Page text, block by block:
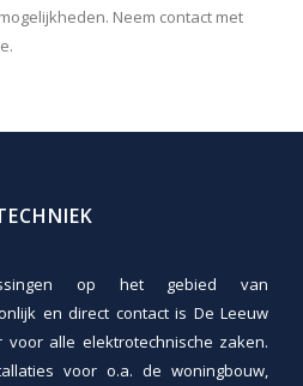
Neem contact met
op het gebied van
en direct contact is De Leeuw
voor alle elektrotechnische zaken.
voor o.a. de woningbouw,